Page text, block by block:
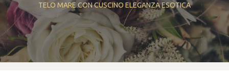
TELO MARE CON CUSCINO ELEGANZA ESOTICA